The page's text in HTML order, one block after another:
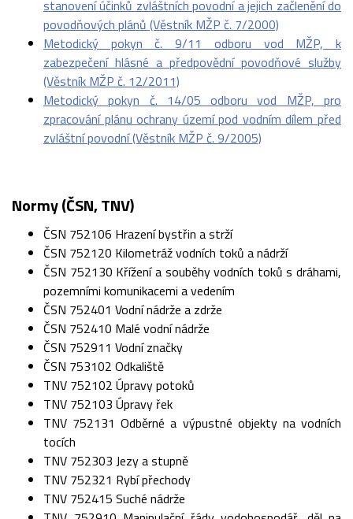
stanovení účinků zvláštních povodní a jejich začlenění do
povodňových plánů (Věstník MŽP č. 7/2000)
Metodický pokyn č. 9/11 odboru vod MŽP, k
zabezpečení hlásné a předpovědní povodňové služby
(Věstník MŽP č. 12/2011)
Metodický pokyn č. 14/05 odboru vod MŽP, pro
zpracování plánu ochrany území pod vodním dílem před
zvláštní povodní (Věstník MŽP č. 9/2005)
Normy (ČSN, TNV)
ČSN 752106 Hrazení bystřin a strží
ČSN 752120 Kilometráž vodních toků a nádrží
ČSN 752130 Křížení a souběhy vodních toků s dráhami,
pozemními komunikacemi a vedením
ČSN 752401 Vodní nádrže a zdrže
ČSN 752410 Malé vodní nádrže
ČSN 752911 Vodní značky
ČSN 753102 Odkaliště
TNV 752102 Úpravy potoků
TNV 752103 Úpravy řek
TNV 752131 Odběrné a výpustné objekty na vodních
tocích
TNV 752303 Jezy a stupně
TNV 752321 Rybí přechody
TNV 752415 Suché nádrže